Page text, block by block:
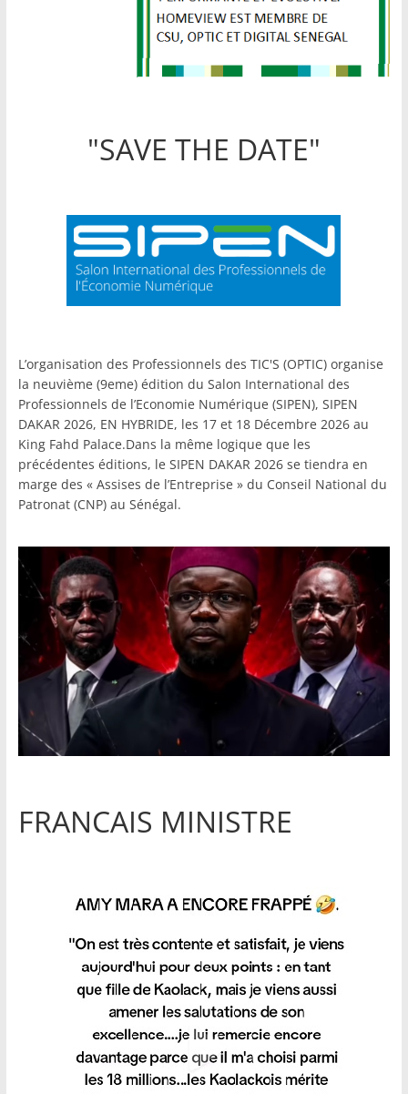
"SAVE THE DATE"
L’organisation des Professionnels des TIC'S (OPTIC) organise
la neuvième (9eme) édition du Salon International des
Professionnels de l’Economie Numérique (SIPEN), SIPEN
DAKAR 2026, EN HYBRIDE, les 17 et 18 Décembre 2026 au
King Fahd Palace.Dans la même logique que les
précédentes éditions, le SIPEN DAKAR 2026 se tiendra en
marge des « Assises de l’Entreprise » du Conseil National du
Patronat (CNP) au Sénégal.
FRANCAIS MINISTRE